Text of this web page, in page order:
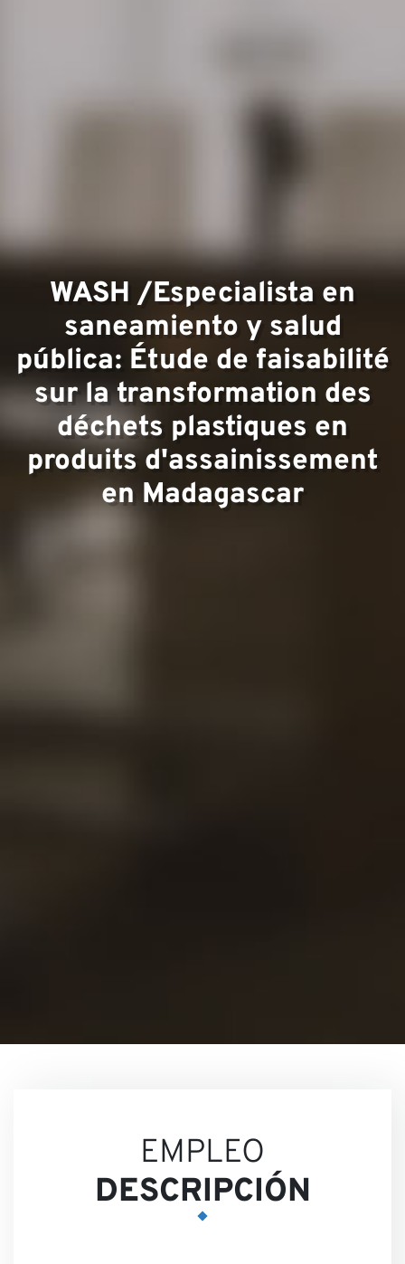
Áreas
Equipo
WASH /Especialista en
saneamiento y salud
pública: Étude de faisabilité
sur la transformation des
déchets plastiques en
produits d'assainissement
en Madagascar
EMPLEO
DESCRIPCIÓN